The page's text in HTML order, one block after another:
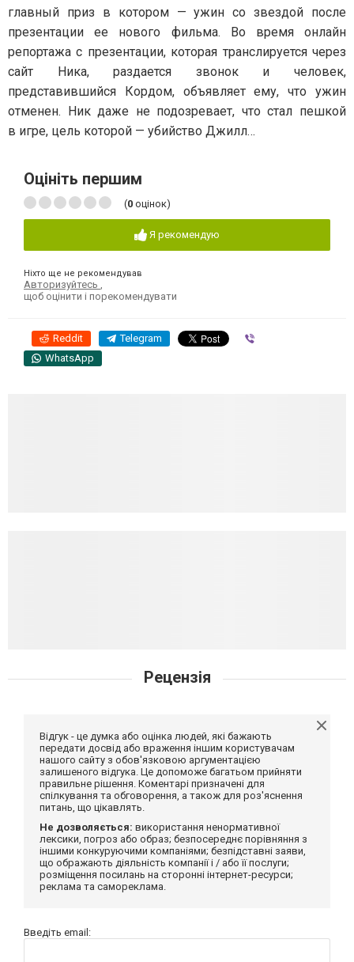
главный приз в котором — ужин со звездой после
презентации ее нового фильма. Во время онлайн
репортажа с презентации, которая транслируется через
сайт Ника, раздается звонок и человек,
представившийся Кордом, объявляет ему, что ужин
отменен. Ник даже не подозревает, что стал пешкой
в игре, цель которой — убийство Джилл…
Оцініть першим
(0 оцінок)
Я рекомендую
Ніхто ще не рекомендував
Авторизуйтесь ,
щоб оцінити і порекомендувати
Reddit Telegram
WhatsApp
Рецензія
Відгук - це думка або оцінка людей, які бажають
передати досвід або враження іншим користувачам
нашого сайту з обов'язковою аргументацією
залишеного відгука. Це допоможе багатьом прийняти
правильне рішення. Коментарі призначені для
спілкування та обговорення, а також для роз'яснення
питань, що цікавлять.
Не дозволяється: використання ненормативної
лексики, погроз або образ; безпосереднє порівняння з
іншими конкуруючими компаніями; безпідставні заяви,
що ображають діяльність компанії і / або її послуги;
розміщення посилань на сторонні інтернет-ресурси;
реклама та самореклама.
Введіть email: